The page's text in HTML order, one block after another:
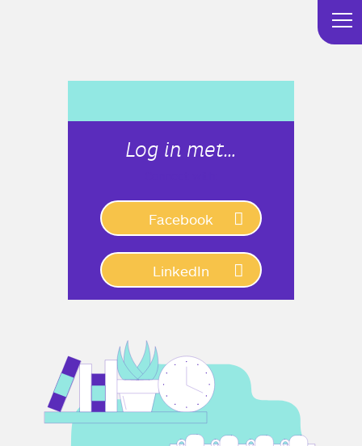
Log in met…
Facebook
LinkedIn